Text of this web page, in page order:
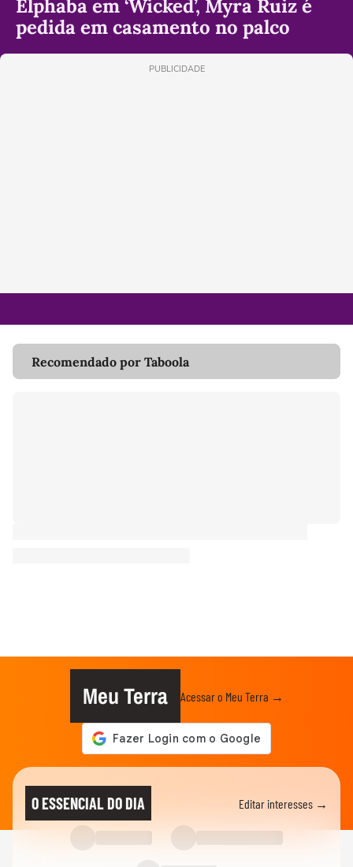
Elphaba em ‘Wicked’, Myra Ruiz é
pedida em casamento no palco
PUBLICIDADE
Recomendado por Taboola
Meu Terra Acessar o Meu Terra →
O ESSENCIAL DO DIA Editar interesses →